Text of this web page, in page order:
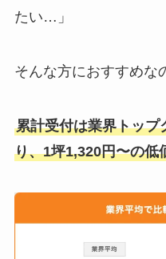
たい…」
そんな方におすすめな
累計受付は業界トップ
り、1坪1,320円〜の低